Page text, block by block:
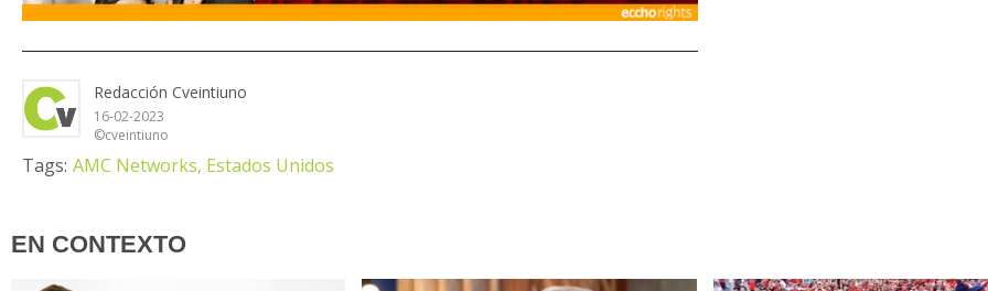
Redacción Cveintiuno
16-02-2023
©cveintiuno
Tags: AMC Networks, Estados Unidos
EN CONTEXTO